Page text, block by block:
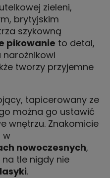
zieleni,
brytyjskim
szykowną
pikowanie to detal,
tworzy przyjemne
tapicerowany ze
można go ustawić
wnętrzu. Znakomicie
w
nowoczesnych,
na tle nigdy nie
.